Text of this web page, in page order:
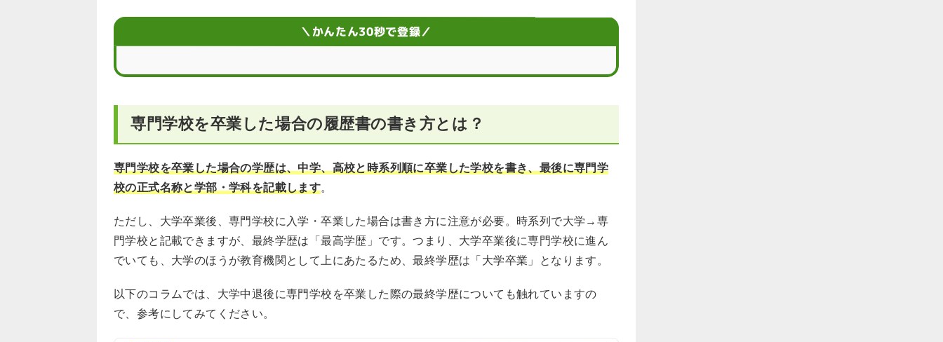
＼かんたん30秒で登録／
専門学校を卒業した場合の履歴書の書き方とは？
専門学校を卒業した場合の学歴は、中学、高校と時系列順に卒業した学校を書き、最後に専門学
校の正式名称と学部・学科を記載します。
ただし、大学卒業後、専門学校に入学・卒業した場合は書き方に注意が必要。時系列で大学→専
門学校と記載できますが、最終学歴は「最高学歴」です。つまり、大学卒業後に専門学校に進ん
でいても、大学のほうが教育機関として上にあたるため、最終学歴は「大学卒業」となります。
以下のコラムでは、大学中退後に専門学校を卒業した際の最終学歴についても触れていますの
で、参考にしてみてください。